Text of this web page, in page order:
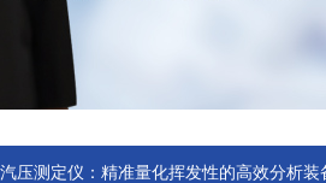
压测定仪：精准量化挥发性的高效分析装